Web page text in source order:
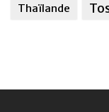
Thaïlande